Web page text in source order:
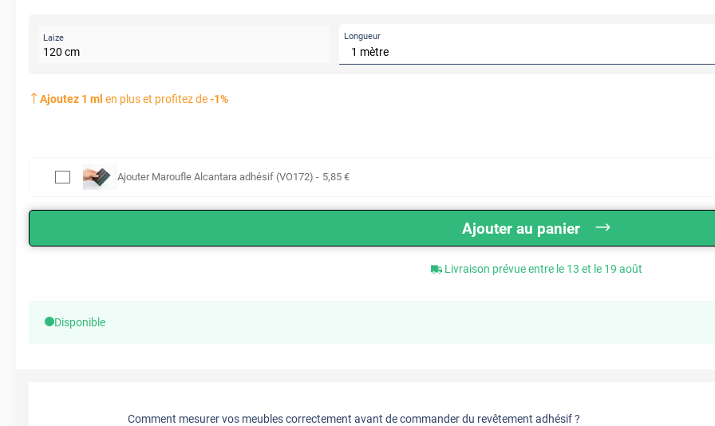
Laize
120 cm
Longueur
Ajoutez 1 ml en plus et profitez de-1%
Ajouter Maroufle Alcantara adhésif (VO172) - 5,85 €
Ajouter au panier
Livraison prévue entre le 13 et le 19 août
Disponible
Comment mesurer vos meubles correctement avant de commander du revêtement adhésif ?